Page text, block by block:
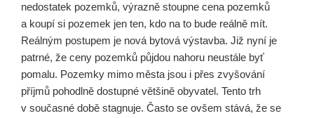
nedostatek pozemků, výrazně stoupne cena pozemků
a koupí si pozemek jen ten, kdo na to bude reálně mít.
Reálným postupem je nová bytová výstavba. Již nyní je
patrné, že ceny pozemků půjdou nahoru neustále byť
pomalu. Pozemky mimo města jsou i přes zvyšování
příjmů pohodlně dostupné většině obyvatel. Tento trh
v současné době stagnuje. Často se ovšem stává, že se